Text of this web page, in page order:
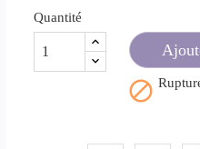
Quantité
